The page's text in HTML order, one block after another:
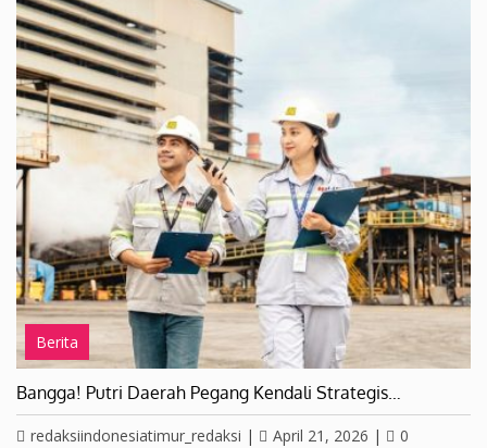
Berita
Bangga! Putri Daerah Pegang Kendali Strategis…
redaksiindonesiatimur_redaksi | April 21, 2026 | 0